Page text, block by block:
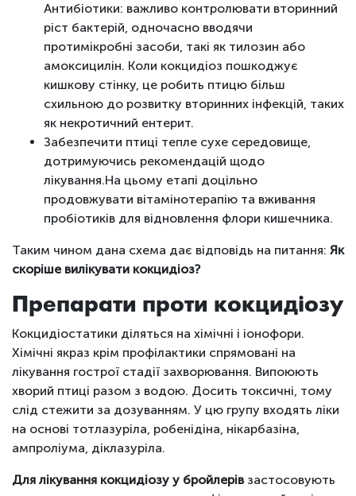
Антибіотики: важливо контролювати вторинний
ріст бактерій, одночасно вводячи
протимікробні засоби, такі як тилозин або
амоксицилін. Коли кокцидіоз пошкоджує
кишкову стінку, це робить птицю більш
схильною до розвитку вторинних інфекцій, таких
як некротичний ентерит.
Забезпечити птиці тепле сухе середовище,
дотримуючись рекомендацій щодо
лікування.На цьому етапі доцільно
продовжувати вітамінотерапію та вживання
пробіотиків для відновлення флори кишечника.
Таким чином дана схема дає відповідь на питання: Як
скоріше вилікувати кокцидіоз?
Препарати проти кокцидіозу
Кокцидіостатики діляться на хімічні і іонофори.
Хімічні якраз крім профілактики спрямовані на
лікування гострої стадії захворювання. Випоюють
хворий птиці разом з водою. Досить токсичні, тому
слід стежити за дозуванням. У цю групу входять ліки
на основі тотлазуріла, робенідіна, нікарбазіна,
ампроліума, діклазуріла.
Для лікування кокцидіозу у бройлерівзастосовують